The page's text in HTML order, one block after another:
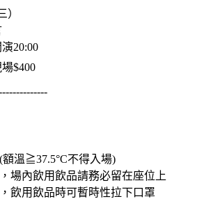
）
20:00
$400
溫≧37.5°C不得入場)
場內飲用飲品請務必留在座位上
飲用飲品時可暫時性拉下口罩